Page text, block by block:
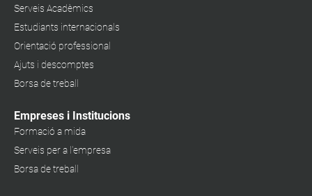
Serveis Acadèmics
Estudiants internacionals
Orientació professional
Ajuts i descomptes
Borsa de treball
Empreses i Institucions
Formació a mida
Serveis per a l'empresa
Borsa de treball